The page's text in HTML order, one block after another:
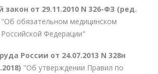
от 29.11.2010 N 326-ФЗ (ред.
"Об обязательном медицинском
Федерации"
России от 24.07.2013 N 328н
"Об утверждении Правил по